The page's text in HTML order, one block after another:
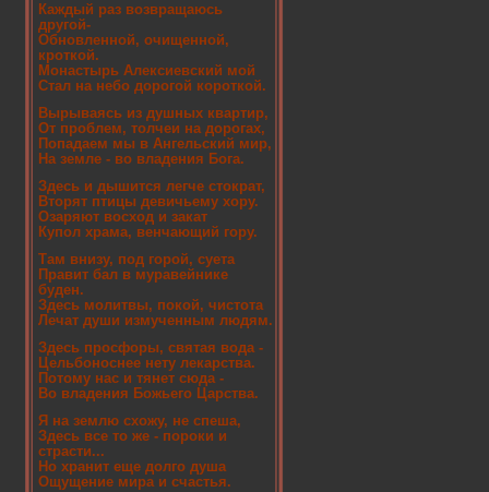
Каждый раз возвращаюсь
другой-
Обновленной, очищенной,
кроткой.
Монастырь Алексиевский мой
Стал на небо дорогой короткой.
Вырываясь из душных квартир,
От проблем, толчеи на дорогах,
Попадаем мы в Ангельский мир,
На земле - во владения Бога.
Здесь и дышится легче стократ,
Вторят птицы девичьему хору.
Озаряют восход и закат
Купол храма, венчающий гору.
Там внизу, под горой, суета
Правит бал в муравейнике
буден.
Здесь молитвы, покой, чистота
Лечат души измученным людям.
Здесь просфоры, святая вода -
Цельбоноснее нету лекарства.
Потому нас и тянет сюда -
Во владения Божьего Царства.
Я на землю схожу, не спеша,
Здесь все то же - пороки и
страсти...
Но хранит еще долго душа
Ощущение мира и счастья.